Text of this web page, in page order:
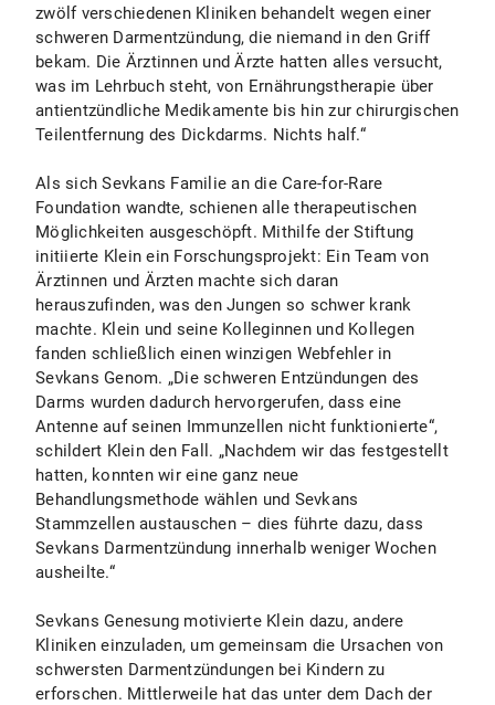
zwölf verschiedenen Kliniken behandelt wegen einer
schweren Darmentzündung, die niemand in den Griff
bekam. Die Ärztinnen und Ärzte hatten alles versucht,
was im Lehrbuch steht, von Ernährungstherapie über
antientzündliche Medikamente bis hin zur chirurgischen
Teilentfernung des Dickdarms. Nichts half.“
Als sich Sevkans Familie an die Care-for-Rare
Foundation wandte, schienen alle therapeutischen
Möglichkeiten ausgeschöpft. Mithilfe der Stiftung
initiierte Klein ein Forschungsprojekt: Ein Team von
Ärztinnen und Ärzten machte sich daran
herauszufinden, was den Jungen so schwer krank
machte. Klein und seine Kolleginnen und Kollegen
fanden schließlich einen winzigen Webfehler in
Sevkans Genom. „Die schweren Entzündungen des
Darms wurden dadurch hervorgerufen, dass eine
Antenne auf seinen Immunzellen nicht funktionierte“,
schildert Klein den Fall. „Nachdem wir das festgestellt
hatten, konnten wir eine ganz neue
Behandlungsmethode wählen und Sevkans
Stammzellen austauschen – dies führte dazu, dass
Sevkans Darmentzündung innerhalb weniger Wochen
ausheilte.“
Sevkans Genesung motivierte Klein dazu, andere
Kliniken einzuladen, um gemeinsam die Ursachen von
schwersten Darmentzündungen bei Kindern zu
erforschen. Mittlerweile hat das unter dem Dach der